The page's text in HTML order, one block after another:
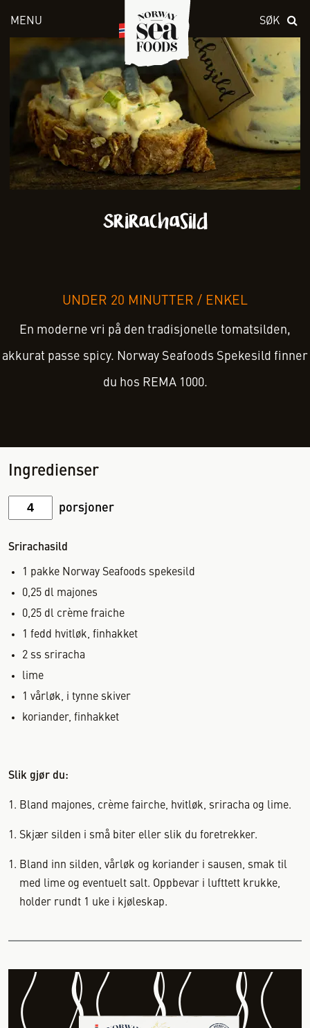
MENU SØK
Srirachasild
UNDER 20 MINUTTER / ENKEL
En moderne vri på den tradisjonelle tomatsilden,
akkurat passe spicy. Norway Seafoods Spekesild finner
du hos REMA 1000.
Ingredienser
porsjoner
Srirachasild
1 pakke Norway Seafoods spekesild
0,25 dl majones
0,25 dl crème fraiche
1 fedd hvitløk, finhakket
2 ss sriracha
lime
1 vårløk, i tynne skiver
koriander, finhakket
Slik gjør du:
Bland majones, crème fairche, hvitløk, sriracha og lime.
Skjær silden i små biter eller slik du foretrekker.
Bland inn silden, vårløk og koriander i sausen, smak til
med lime og eventuelt salt. Oppbevar i lufttett krukke,
holder rundt 1 uke i kjøleskap.